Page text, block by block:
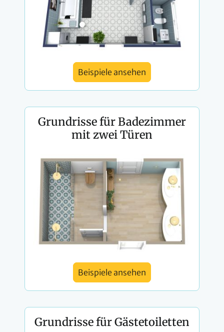
Beispiele ansehen
Grundrisse für Badezimmer
mit zwei Türen
Beispiele ansehen
Grundrisse für Gästetoiletten